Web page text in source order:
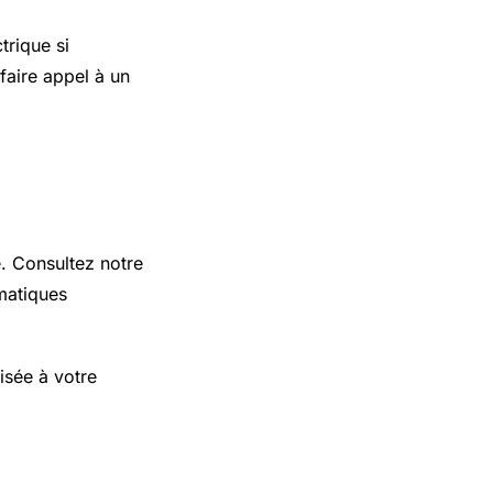
si
appel à un
Consultez notre
à votre